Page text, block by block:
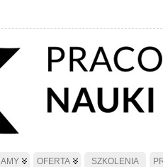
OFERTA SZKOLENIA